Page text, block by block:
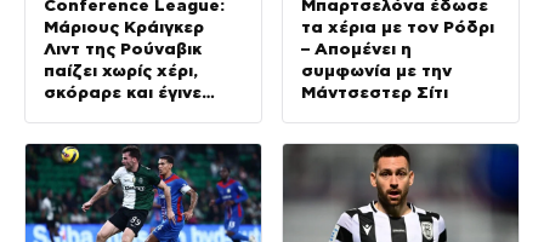
Conference League:
Μάριους Κράιγκερ
Λιντ της Ρούναβικ
παίζει χωρίς χέρι,
σκόραρε και έγινε
Μπαρτσελόνα έδωσε
τα χέρια με τον Ρόδρι
– Απομένει η
συμφωνία με την
Μάντσεστερ Σίτι